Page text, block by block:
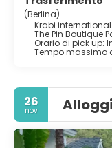
(Berlina)
Krabi international
The Pin Boutique
Orario di pick up:
Tempo massimo
26
nov